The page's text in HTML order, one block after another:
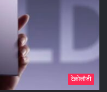
टेक्नोलॉजी